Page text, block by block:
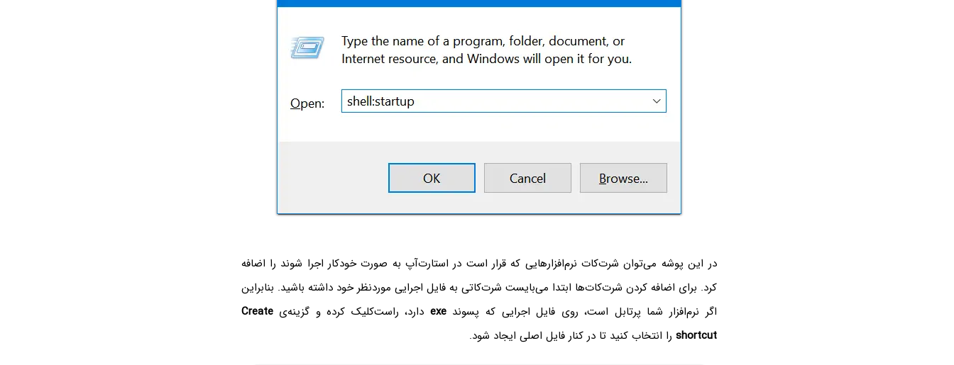
در این پوشه می‌توان شرت‌کات نرم‌افزارهایی که قرار است در استارت‌آپ به صورت خودکار اجرا شوند را اضافه
کرد. برای اضافه کردن شرت‌کات‌ها ابتدا می‌بایست شرت‌کاتی به فایل اجرایی موردنظر خود داشته باشید. بنابراین
اگر نرم‌افزار شما پرتابل است، روی فایل اجرایی که پسوندexe دارد، راست‌کلیک کرده و گزینه‌یCreate
shortcut‌ را انتخاب کنید تا در کنار فایل اصلی ایجاد شود.